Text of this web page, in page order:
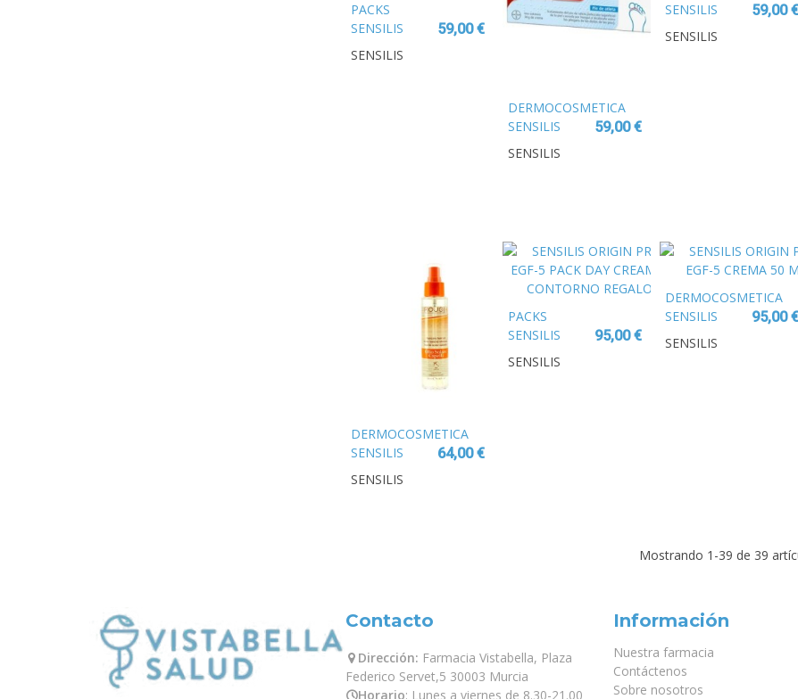
PACKS
SENSILIS
PACK
MOTHERSDAY
59,00 €
SENSILIS
DERMOCOSMETICA
SENSILIS
ETERNALIST
59,00 €
SENSILIS
SENSILIS
ETERNALIST
A.G.E.
59,00 €
SENSILIS
DERMOCOSMETICA
SENSILIS
BOOSTER
64,00 €
SENSILIS
PACKS
SENSILIS
ORIGIN PRO
95,00 €
SENSILIS
DERMOCOSMETICA
SENSILIS
ORIGIN PRO
95,00 €
SENSILIS
Mostrando 1 -39 de 39
Contacto
Dirección: Farmacia Vistabella, Plaza
Federico Servet,5 30003 Murcia
Horario: Lunes a viernes de 8.30-21.00
Información
Nuestra farmacia
Contáctenos
Sobre nosotros